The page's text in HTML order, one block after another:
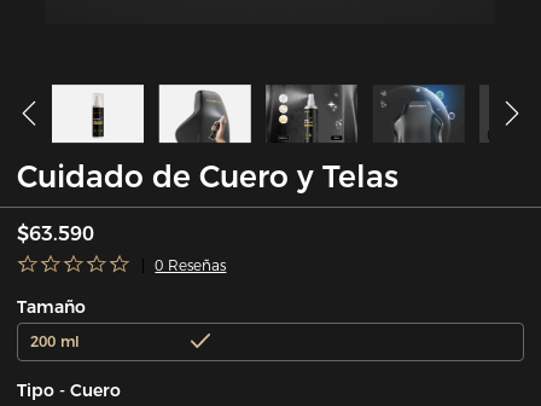
Cuidado de Cuero y Telas
$63.590
0 Reseñas
Tamaño
200 ml
Tipo - Cuero